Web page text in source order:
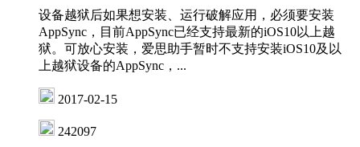
设备越狱后如果想安装、运行破解应用，必须要安装
AppSync，目前AppSync已经支持最新的iOS10以上越
狱。可放心安装，爱思助手暂时不支持安装iOS10及以
上越狱设备的AppSync，...
2017-02-15
242097